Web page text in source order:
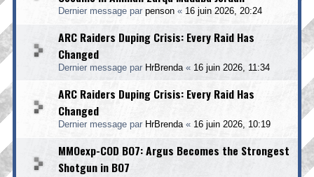
Dernier message par penson « 16 juin 2026, 20:24
ARC Raiders Duping Crisis: Every Raid Has
Changed
Dernier message par HrBrenda« 16 juin 2026, 11:34
ARC Raiders Duping Crisis: Every Raid Has
Changed
Dernier message par HrBrenda« 16 juin 2026, 10:19
MMOexp-COD BO7: Argus Becomes the Strongest
Shotgun in BO7